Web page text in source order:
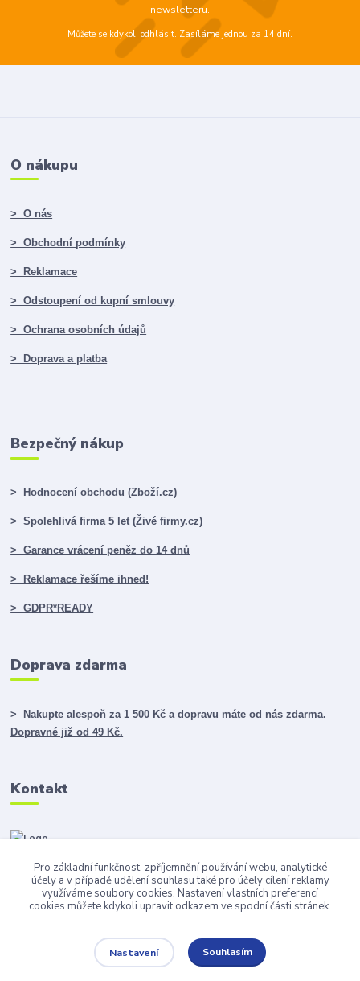
newsletteru.
Můžete se kdykoli odhlásit. Zasíláme jednou za 14 dní.
O nákupu
> O nás
> Obchodní podmínky
> Reklamace
> Odstoupení od kupní smlouvy
> Ochrana osobních údajů
> Doprava a platba
Bezpečný nákup
> Hodnocení obchodu (Zboží.cz)
> Spolehlivá firma 5 let (Živé firmy.cz)
> Garance vrácení peněz do 14 dnů
> Reklamace řešíme ihned!
> GDPR*READY
Doprava zdarma
> Nakupte alespoň za 1 500 Kč a dopravu máte od nás zdarma.
Dopravné již od 49 Kč.
Kontakt
info@darky365.cz
Pro základní funkčnost, zpříjemnění používání webu, analytické
účely a v případě udělení souhlasu také pro účely cílení reklamy
využíváme soubory cookies. Nastavení vlastních preferencí
cookies můžete kdykoli upravit odkazem ve spodní části stránek.
Nastavení Souhlasím